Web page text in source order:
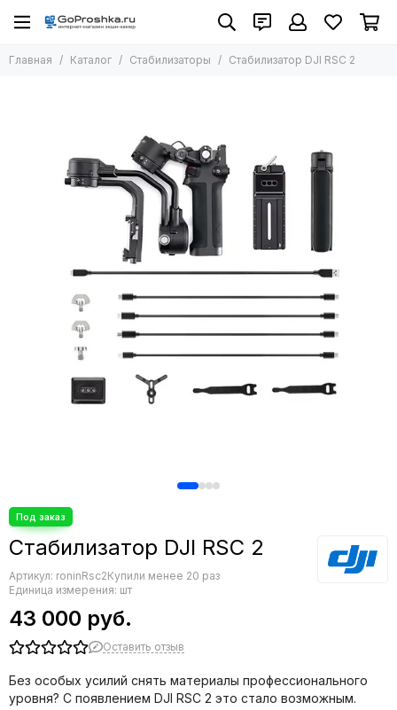
Стабилизаторы
Стабилизаторы DJI Ronin RS 4
Стабилизаторы DJI Ronin RS 3
Стабилизаторы DJI Osmo Mobile
Главная Каталог Стабилизаторы Стабилизатор DJI RSC 2
Стабилизатор DJI RSC 2
Артикул: roninRsc2Купили менее 20 раз
Единица измерения: шт
43 000 руб.
Оставить отзыв
Без особых усилий снять материалы профессионального
уровня? С появлением DJI RSC 2 это стало возможным.